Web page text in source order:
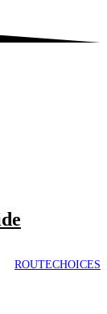
ROUTECHOICES